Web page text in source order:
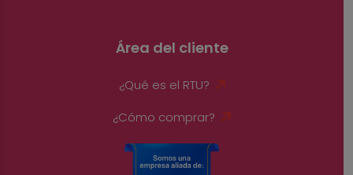
Área del cliente
¿Qué es el RTU?
¿Cómo comprar?